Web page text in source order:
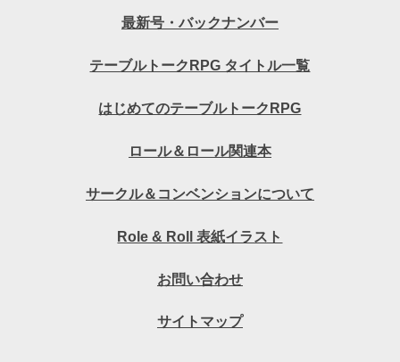
最新号・バックナンバー
テーブルトークRPG タイトル一覧
はじめてのテーブルトークRPG
ロール＆ロール関連本
サークル＆コンベンションについて
Role & Roll 表紙イラスト
お問い合わせ
サイトマップ